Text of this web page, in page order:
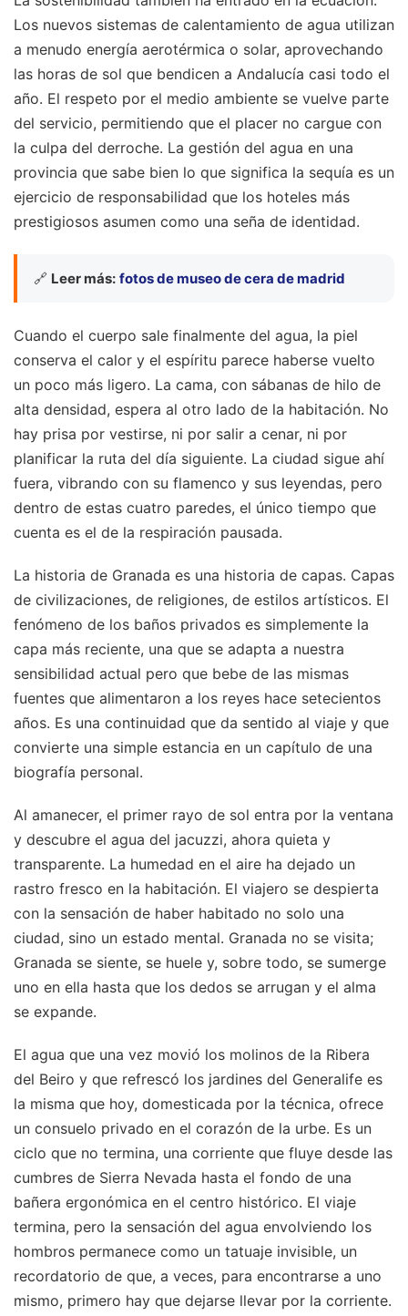
Los nuevos sistemas de calentamiento de agua utilizan
a menudo energía aerotérmica o solar, aprovechando
las horas de sol que bendicen a Andalucía casi todo el
año. El respeto por el medio ambiente se vuelve parte
del servicio, permitiendo que el placer no cargue con
la culpa del derroche. La gestión del agua en una
provincia que sabe bien lo que significa la sequía es un
ejercicio de responsabilidad que los hoteles más
prestigiosos asumen como una seña de identidad.
🔗 Leer más: fotos de museo de cera de madrid
Cuando el cuerpo sale finalmente del agua, la piel
conserva el calor y el espíritu parece haberse vuelto
un poco más ligero. La cama, con sábanas de hilo de
alta densidad, espera al otro lado de la habitación. No
hay prisa por vestirse, ni por salir a cenar, ni por
planificar la ruta del día siguiente. La ciudad sigue ahí
fuera, vibrando con su flamenco y sus leyendas, pero
dentro de estas cuatro paredes, el único tiempo que
cuenta es el de la respiración pausada.
La historia de Granada es una historia de capas. Capas
de civilizaciones, de religiones, de estilos artísticos. El
fenómeno de los baños privados es simplemente la
capa más reciente, una que se adapta a nuestra
sensibilidad actual pero que bebe de las mismas
fuentes que alimentaron a los reyes hace setecientos
años. Es una continuidad que da sentido al viaje y que
convierte una simple estancia en un capítulo de una
biografía personal.
Al amanecer, el primer rayo de sol entra por la ventana
y descubre el agua del jacuzzi, ahora quieta y
transparente. La humedad en el aire ha dejado un
rastro fresco en la habitación. El viajero se despierta
con la sensación de haber habitado no solo una
ciudad, sino un estado mental. Granada no se visita;
Granada se siente, se huele y, sobre todo, se sumerge
uno en ella hasta que los dedos se arrugan y el alma
se expande.
El agua que una vez movió los molinos de la Ribera
del Beiro y que refrescó los jardines del Generalife es
la misma que hoy, domesticada por la técnica, ofrece
un consuelo privado en el corazón de la urbe. Es un
ciclo que no termina, una corriente que fluye desde las
cumbres de Sierra Nevada hasta el fondo de una
bañera ergonómica en el centro histórico. El viaje
termina, pero la sensación del agua envolviendo los
hombros permanece como un tatuaje invisible, un
recordatorio de que, a veces, para encontrarse a uno
mismo, primero hay que dejarse llevar por la corriente.